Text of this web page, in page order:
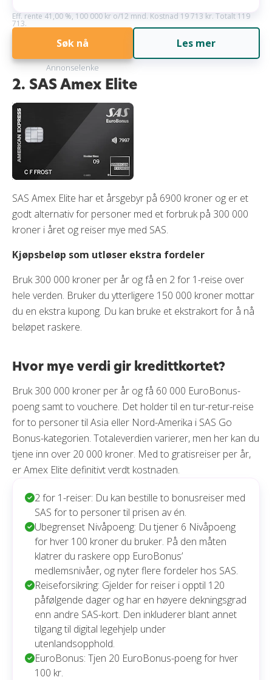
Eff. rente 41,00 %, 100 000 kr o/12 mnd. Kostnad 19 713 kr. Totalt 119
713.
Søk nå
Annonselenke
Les mer
2. SAS Amex Elite
SAS Amex Elite har et årsgebyr på 6900 kroner og er et
godt alternativ for personer med et forbruk på 300 000
kroner i året og reiser mye med SAS.
Kjøpsbeløp som utløser ekstra fordeler
Bruk 300 000 kroner per år og få en 2 for 1-reise over
hele verden. Bruker du ytterligere 150 000 kroner mottar
du en ekstra kupong. Du kan bruke et ekstrakort for å nå
beløpet raskere.
Hvor mye verdi gir kredittkortet?
Bruk 300 000 kroner per år og få 60 000 EuroBonus-
poeng samt to vouchere. Det holder til en tur-retur-reise
for to personer til Asia eller Nord-Amerika i SAS Go
Bonus-kategorien. Totaleverdien varierer, men her kan du
tjene inn over 20 000 kroner. Med to gratisreiser per år,
er Amex Elite definitivt verdt kostnaden.
2 for 1-reiser: Du kan bestille to bonusreiser med
SAS for to personer til prisen av én.
Ubegrenset Nivåpoeng: Du tjener 6 Nivåpoeng
for hver 100 kroner du bruker. På den måten
klatrer du raskere opp EuroBonus’
medlemsnivåer, og nyter flere fordeler hos SAS.
Reiseforsikring: Gjelder for reiser i opptil 120
påfølgende dager og har en høyere dekningsgrad
enn andre SAS-kort. Den inkluderer blant annet
tilgang til digital legehjelp under
utenlandsopphold.
EuroBonus: Tjen 20 EuroBonus-poeng for hver
100 kr.